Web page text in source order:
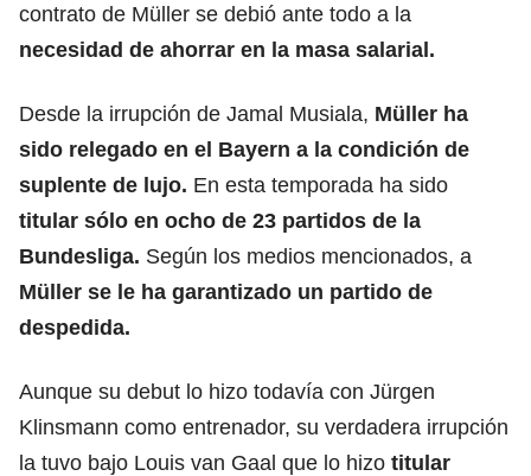
contrato de Müller se debió ante todo a la
necesidad de ahorrar en la masa salarial.
Desde la irrupción de Jamal Musiala, Müller ha
sido relegado en el Bayern a la condición de
suplente de lujo. En esta temporada ha sido
titular sólo en ocho de 23 partidos de la
Bundesliga. Según los medios mencionados, a
Müller se le ha garantizado un partido de
despedida.
Aunque su debut lo hizo todavía con Jürgen
Klinsmann como entrenador, su verdadera irrupción
la tuvo bajo Louis van Gaal que lo hizo titular